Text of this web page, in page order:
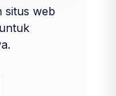
situs web